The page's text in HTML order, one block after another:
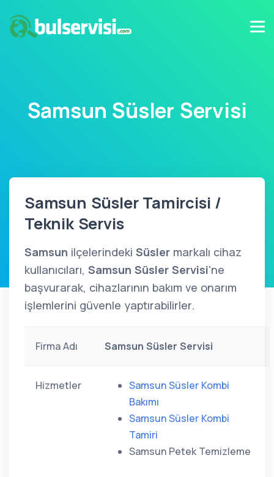
Samsun Süsler Servisi
Samsun Süsler Tamircisi /
Teknik Servis
Samsun ilçelerindeki Süsler markalı cihaz
kullanıcıları, Samsun Süsler Servisi'ne
başvurarak, cihazlarının bakım ve onarım
işlemlerini güvenle yaptırabilirler.
Firma Adı Samsun Süsler Servisi
Hizmetler
Samsun Süsler Kombi
Bakımı
Samsun Süsler Kombi
Tamiri
Samsun Petek Temizleme